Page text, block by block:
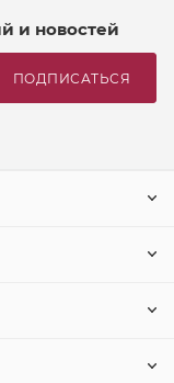
и новостей
ПОДПИСАТЬСЯ